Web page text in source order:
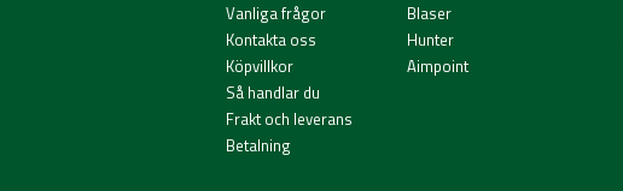
Vanliga frågor
Kontakta oss
Köpvillkor
Så handlar du
Frakt och leverans
Betalning
Blaser
Hunter
Aimpoint